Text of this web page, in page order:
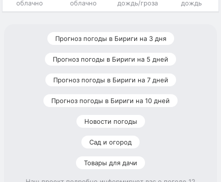
облачно облачно дождь/гроза дождь
Прогноз погоды в Бириги на 3 дня
Прогноз погоды в Бириги на 5 дней
Прогноз погоды в Бириги на 7 дней
Прогноз погоды в Бириги на 10 дней
Новости погоды
Сад и огород
Товары для дачи